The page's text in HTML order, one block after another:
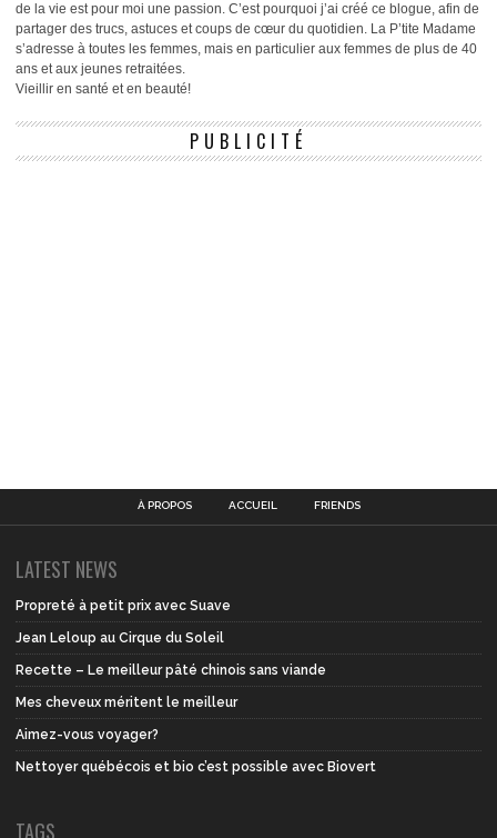
de la vie est pour moi une passion. C’est pourquoi j’ai créé ce blogue, afin de
partager des trucs, astuces et coups de cœur du quotidien. La P’tite Madame
s’adresse à toutes les femmes, mais en particulier aux femmes de plus de 40
ans et aux jeunes retraitées.
Vieillir en santé et en beauté!
PUBLICITÉ
À PROPOS ACCUEIL FRIENDS
LATEST NEWS
Propreté à petit prix avec Suave
Jean Leloup au Cirque du Soleil
Recette – Le meilleur pâté chinois sans viande
Mes cheveux méritent le meilleur
Aimez-vous voyager?
Nettoyer québécois et bio c’est possible avec Biovert
TAGS